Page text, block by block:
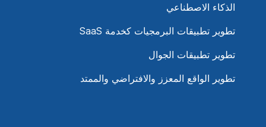
الذكاء الاصطناعي
تطوير تطبيقات البرمجيات كخدمة SaaS
تطوير تطبيقات الجوال
تطوير الواقع المعزز والافتراضي والممتد